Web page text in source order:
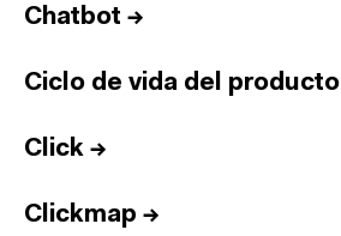
Chatbot →
Ciclo de vida del producto
Click →
Clickmap →